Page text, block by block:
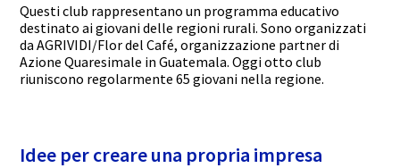
Questi club rappresentano un programma educativo
destinato ai giovani delle regioni rurali. Sono organizzati
da AGRIVIDI/Flor del Café, organizzazione partner di
Azione Quaresimale in Guatemala. Oggi otto club
riuniscono regolarmente 65 giovani nella regione.
Idee per creare una propria impresa